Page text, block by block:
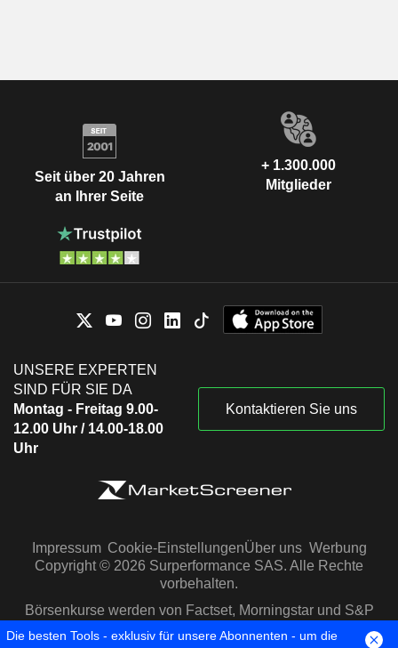
Seit über 20 Jahren
an Ihrer Seite
+ 1.300.000
Mitglieder
UNSERE EXPERTEN
SIND FÜR SIE DA
Montag - Freitag 9.00-
12.00 Uhr / 14.00-18.00
Uhr
Kontaktieren Sie uns
Impressum Cookie-EinstellungenÜber uns Werbung
Copyright © 2026 Surperformance SAS. Alle Rechte
vorbehalten.
Börsenkurse werden von Factset, Morningstar und S&P
Capital IQ zur Verfügung gestellt
Die besten Tools - exklusiv für unsere Abonnenten - um die